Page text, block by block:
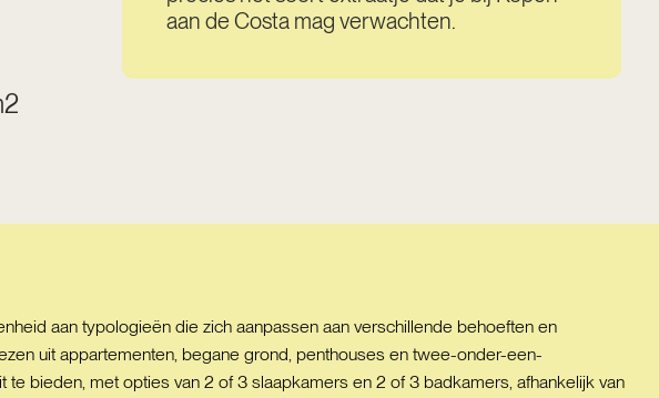
aan de Costa mag verwachten.
aan typologieën die zich aanpassen aan verschillende behoeften en
uit appartementen, begane grond, penthouses en twee-onder-een-
bieden, met opties van 2 of 3 slaapkamers en 2 of 3 badkamers, afhankelijk van